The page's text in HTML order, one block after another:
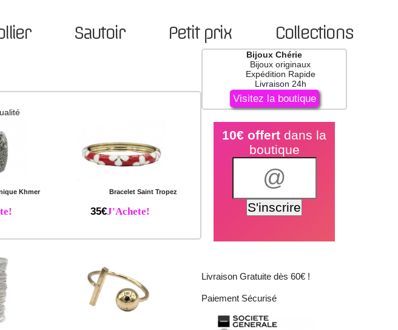
Sautoir Petit prix Collections
Khmer Bracelet Saint Tropez
35€J'Achete!
Bijoux Chérie
Bijoux originaux
Expédition Rapide
Livraison 24h
Visitez la boutique
10€ offert dans la
boutique
Livraison Gratuite dès 60€ !
Paiement Sécurisé